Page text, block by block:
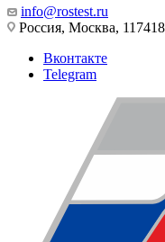
info@rostest.ru
Россия, Москва,
Вконтакте
Telegram